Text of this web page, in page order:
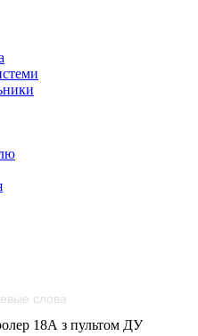
18А з пультом ДУ